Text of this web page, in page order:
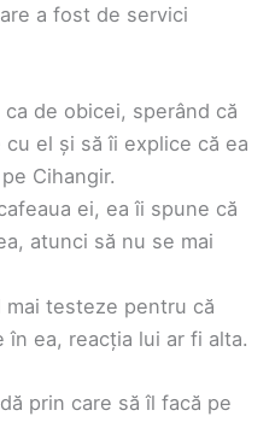
a fost de servici
de obicei, sperând că
el și să îi explice că ea
Cihangir.
ei, ea îi spune că
atunci să nu se mai
mai testeze pentru că
în ea, reacția lui ar fi alta.
prin care să îl facă pe